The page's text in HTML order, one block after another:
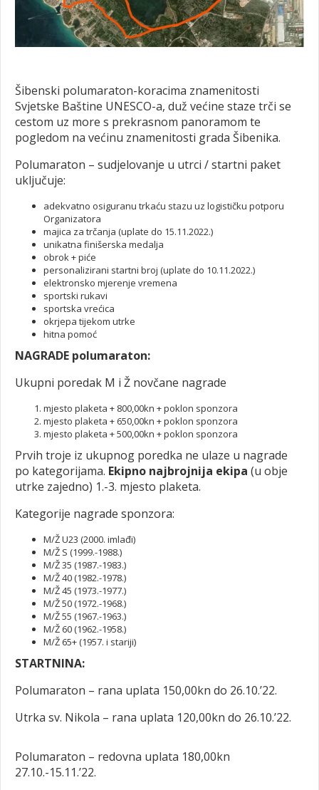
Šibenski polumaraton-koracima znamenitosti
Svjetske Baštine UNESCO-a, duž većine staze trči se
cestom uz more s prekrasnom panoramom te
pogledom na većinu znamenitosti grada Šibenika.
Polumaraton – sudjelovanje u utrci / startni paket
uključuje:
adekvatno osiguranu trkaću stazu uz logističku potporu
Organizatora
majica za trčanja (uplate do 15.11.2022.)
unikatna finišerska medalja
obrok + piće
personalizirani startni broj (uplate do 10.11.2022.)
elektronsko mjerenje vremena
sportski rukavi
sportska vrećica
okrjepa tijekom utrke
hitna pomoć
NAGRADE polumaraton:
Ukupni poredak M i Ž novčane nagrade
mjesto plaketa + 800,00kn + poklon sponzora
mjesto plaketa + 650,00kn + poklon sponzora
mjesto plaketa + 500,00kn + poklon sponzora
Prvih troje iz ukupnog poredka ne ulaze u nagrade
po kategorijama. Ekipno najbrojnija ekipa (u obje
utrke zajedno) 1.-3. mjesto plaketa.
Kategorije nagrade sponzora:
M/Ž U23 (2000. imlađi)
M/Ž S (1999.-1988.)
M/Ž 35 (1987.-1983.)
M/Ž 40 (1982.-1978.)
M/Ž 45 (1973.-1977.)
M/Ž 50 (1972.-1968.)
M/Ž 55 (1967.-1963.)
M/Ž 60 (1962.-1958.)
M/Ž 65+ (1957. i stariji)
STARTNINA:
Polumaraton – rana uplata 150,00kn do 26.10.’22.
Utrka sv. Nikola – rana uplata 120,00kn do 26.10.’22.
Polumaraton – redovna uplata 180,00kn
27.10.-15.11.’22.